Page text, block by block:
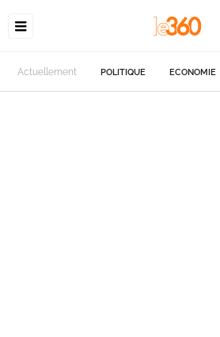
Actuellement POLITIQUE ECONOMIE